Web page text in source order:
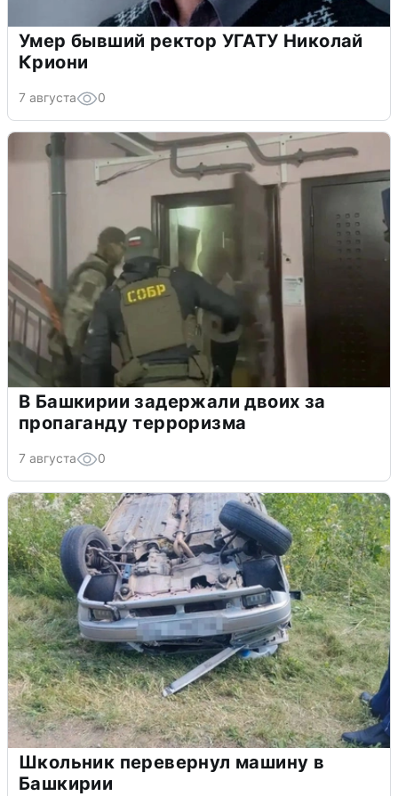
Умер бывший ректор УГАТУ Николай
Криони
7 августа 0
В Башкирии задержали двоих за
пропаганду терроризма
7 августа 0
Школьник перевернул машину в
Башкирии